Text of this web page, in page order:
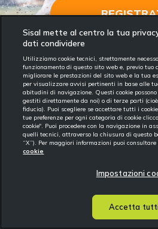
1
REGISTRATI
2
RICARICA
IL GIOCO È VIETATO AI MINORI E PUÒ
© Sisal Italia S.p.A. - P.IVA
Cookie Policy
Privacy
Sisal mette al centro la tua
dati condividere
Utilizziamo cookie tecnici, strettamente
funzionamento di questo sito web e, previo tuo
migliorare le prestazioni del sito web e la tua
per visualizzare avvisi pertinenti in base alle
abitudini di navigazione. Questi cookie
gestiti direttamente da noi) o di terze parti
fiducia). Puoi scegliere se accettare tutti i
tue preferenze per ogni categoria di cookie
cookie". Puoi procedere con la navigazione in
quelli tecnici, attraverso la chiusura di questo
“X”). Per maggiori informazioni puoi
cookie
Impostazioni
Accetta tutti